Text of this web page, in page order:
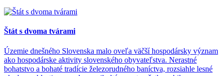
Štát s dvoma tvárami
Územie dnešného Slovenska malo oveľa väčší hospodársky význam
ako hospodárske aktivity slovenského obyvateľstva. Nerastné
bohatstvo a bohaté tradície železorudného baníctva, rozsiahle lesné